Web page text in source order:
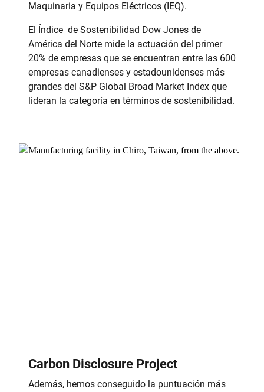
Maquinaria y Equipos Eléctricos (IEQ).
El Índice de Sostenibilidad Dow Jones de
América del Norte mide la actuación del primer
20% de empresas que se encuentran entre las 600
empresas canadienses y estadounidenses más
grandes del S&P Global Broad Market Index que
lideran la categoría en términos de sostenibilidad.
Carbon Disclosure Project
Además, hemos conseguido la puntuación más